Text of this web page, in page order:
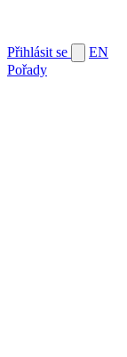
Přihlásit se
EN
Pořady